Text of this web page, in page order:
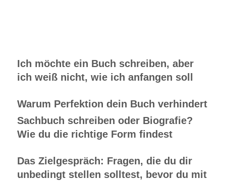
Ich möchte ein Buch schreiben, aber
ich weiß nicht, wie ich anfangen soll
Warum Perfektion dein Buch verhindert
Sachbuch schreiben oder Biografie?
Wie du die richtige Form findest
Das Zielgespräch: Fragen, die du dir
unbedingt stellen solltest, bevor du mit